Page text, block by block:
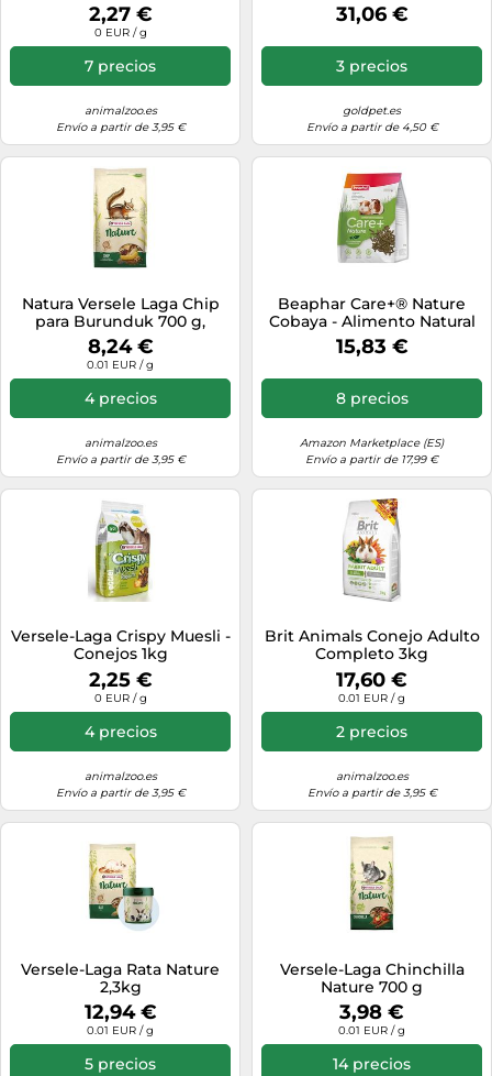
2,27 €
0 EUR / g
7 precios
animalzoo.es
Envío a partir de 3,95 €
31,06 €
3 precios
goldpet.es
Envío a partir de 4,50 €
Natura Versele Laga Chip
para Burunduk 700 g,
Versele-Laga Mix, Roedores
8,24 €
0.01 EUR / g
4 precios
animalzoo.es
Envío a partir de 3,95 €
Beaphar Care+® Nature
Cobaya - Alimento Natural
para cobayas con Vitamina
C, sin Cereales, Rico en
pellets Todo en uno - 1,5 kg
15,83 €
8 precios
Amazon Marketplace (ES)
Envío a partir de 17,99 €
Versele-Laga Crispy Muesli -
Conejos 1kg
2,25 €
0 EUR / g
4 precios
animalzoo.es
Envío a partir de 3,95 €
Brit Animals Conejo Adulto
Completo 3kg
17,60 €
0.01 EUR / g
2 precios
animalzoo.es
Envío a partir de 3,95 €
Versele-Laga Rata Nature
2,3kg
12,94 €
0.01 EUR / g
5 precios
Versele-Laga Chinchilla
Nature 700 g
3,98 €
0.01 EUR / g
14 precios